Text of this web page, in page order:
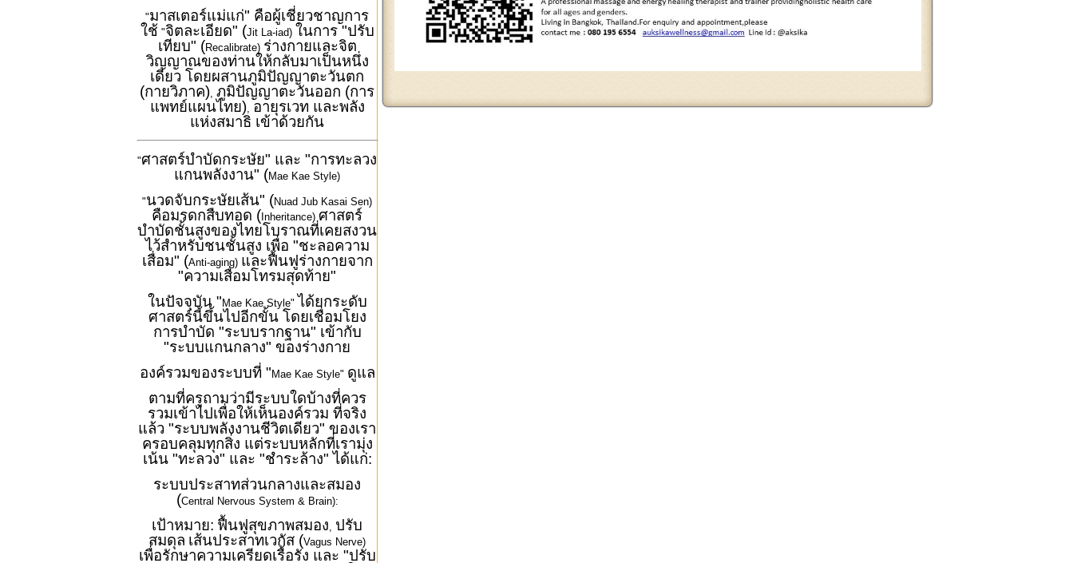
"มาสเตอร์แม่แก่" คือผู้เชี่ยวชาญการ
ใช้ "จิตละเอียด" (Jit La-iad) ในการ "ปรับ
เทียบ" (Recalibrate) ร่างกายและจิต
วิญญาณของท่านให้กลับมาเป็นหนึ่ง
เดียว โดยผสานภูมิปัญญาตะวันตก
(กายวิภาค), ภูมิปัญญาตะวันออก (การ
แพทย์แผนไทย), อายุรเวท และพลัง
แห่งสมาธิ เข้าด้วยกัน
"ศาสตร์บำบัดกระษัย" และ "การทะลวง
แกนพลังงาน" (Mae Kae Style)
"นวดจับกระษัยเส้น" (Nuad Jub Kasai Sen)
คือมรดกสืบทอด ( Inheritance) ศาสตร์
บำบัดชั้นสูงของไทยโบราณที่เคยสงวน
ไว้สำหรับชนชั้นสูง เพื่อ "ชะลอความ
เสื่อม" (Anti-aging) และฟื้นฟูร่างกายจาก
"ความเสื่อมโทรมสุดท้าย"
ในปัจจุบัน " Mae Kae Style" ได้ยกระดับ
ศาสตร์นี้ขึ้นไปอีกขั้น โดยเชื่อมโยง
การบำบัด "ระบบรากฐาน" เข้ากับ
"ระบบแกนกลาง" ของร่างกาย
องค์รวมของระบบที่ " Mae Kae Style" ดูแล
ตามที่ครูถามว่ามีระบบใดบ้างที่ควร
รวมเข้าไปเพื่อให้เห็นองค์รวม ที่จริง
แล้ว "ระบบพลังงานชีวิตเดียว" ของเรา
ครอบคลุมทุกสิ่ง แต่ระบบหลักที่เรามุ่ง
เน้น "ทะลวง" และ "ชำระล้าง" ได้แก่:
ระบบประสาทส่วนกลางและสมอง
(Central Nervous System & Brain):
เป้าหมาย: ฟื้นฟูสุขภาพสมอง, ปรับ
สมดุล เส้นประสาทเวกัส (Vagus Nerve)
เพื่อรักษาความเครียดเรื้อรัง และ "ปรับ